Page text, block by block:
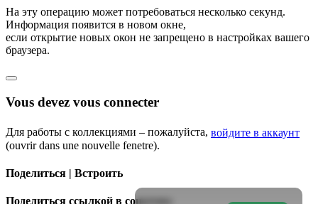
На эту операцию может потребоваться несколько секунд.
Информация появится в новом окне,
если открытие новых окон не запрещено в настройках вашего
браузера.
Vous devez vous connecter
Для работы с коллекциями – пожалуйста, войдите в аккаунт
(ouvrir dans une nouvelle fenetre).
Поделиться | Встроить
Поделиться ссылкой в соцсетях: